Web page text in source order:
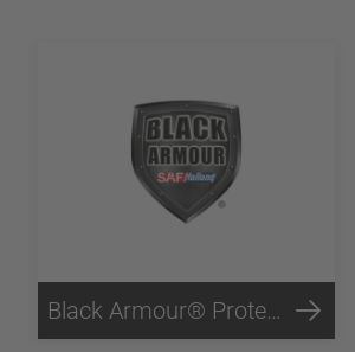
Black Armour® Protección contra la corrosión